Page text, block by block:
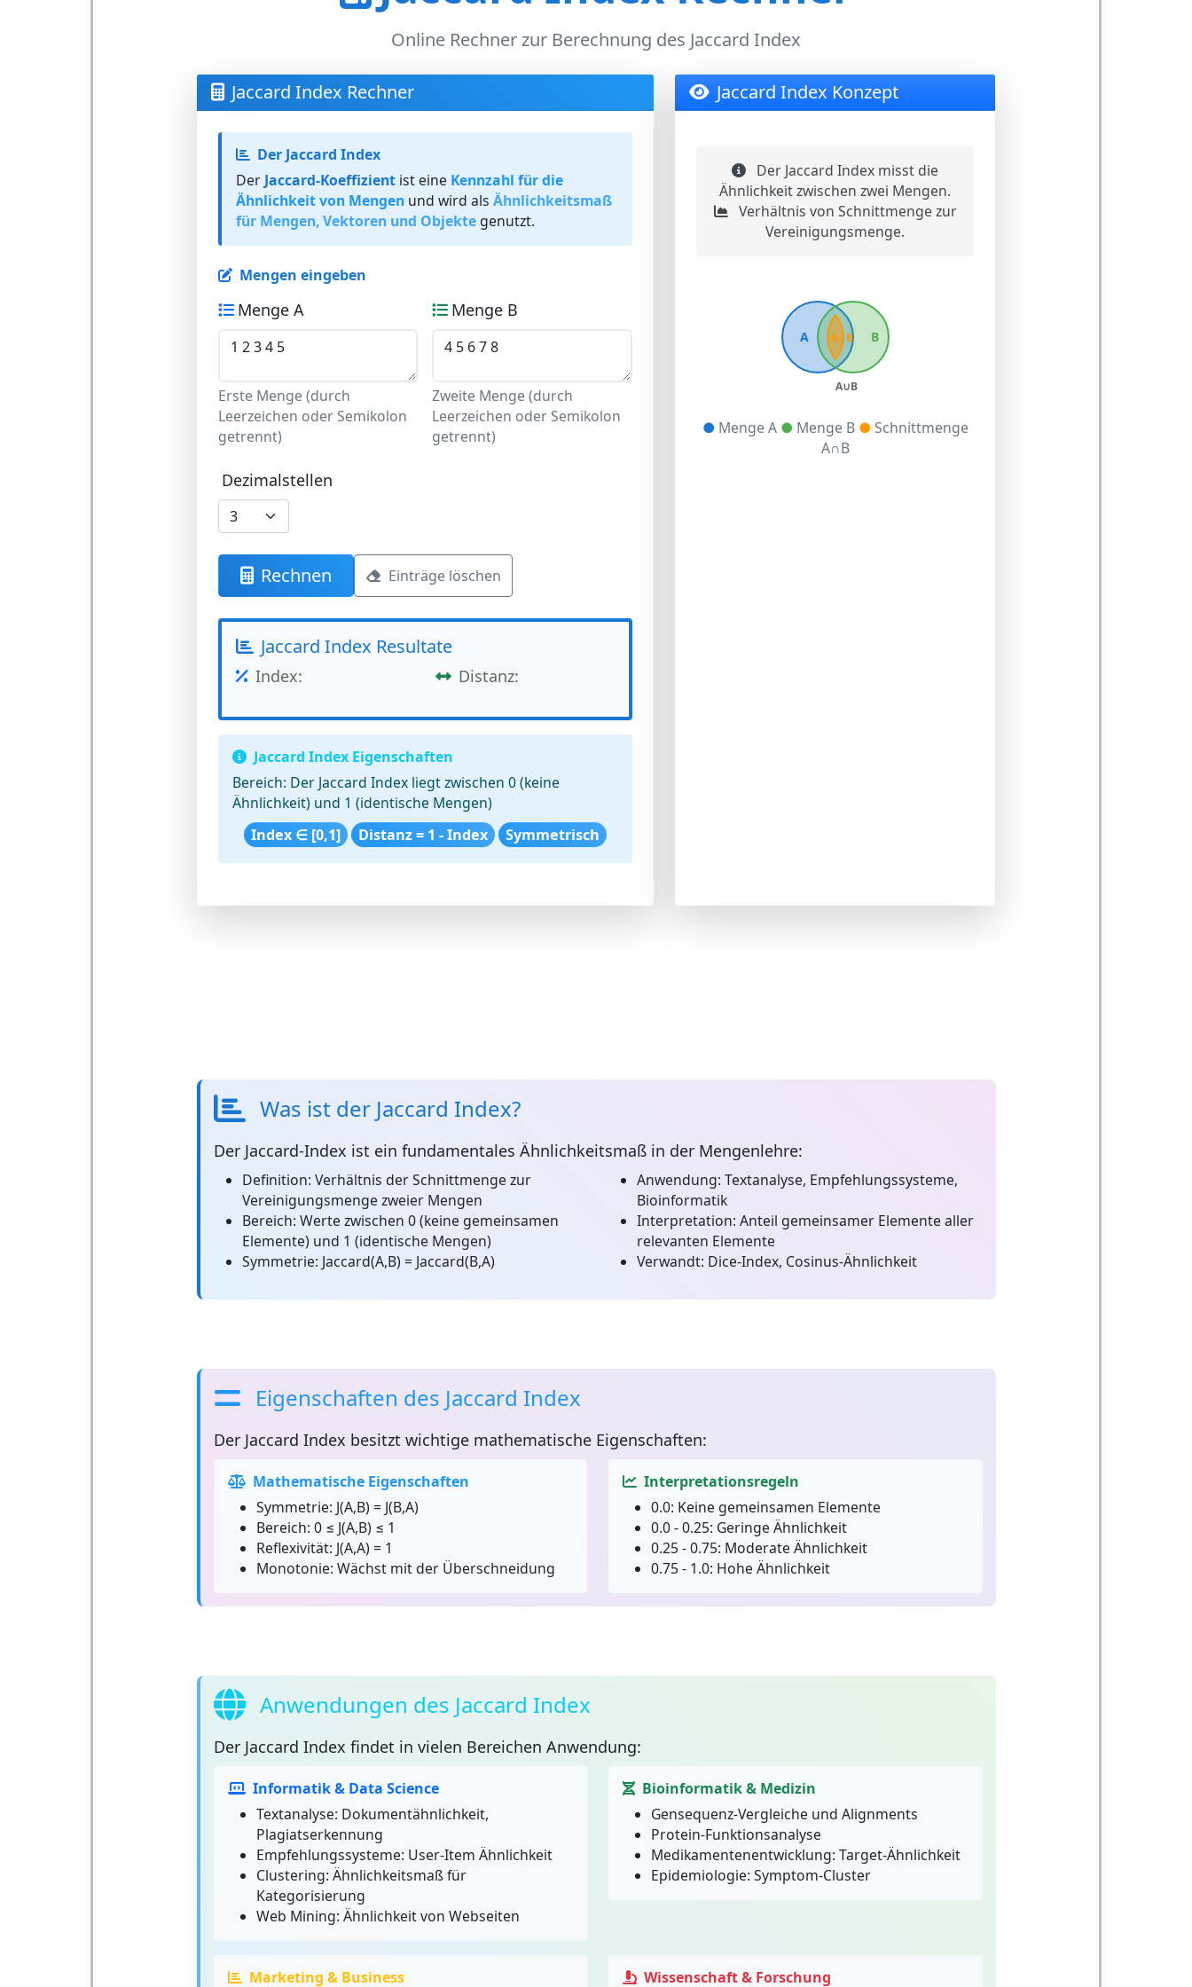
Online Rechner zur Berechnung des Jaccard Index
Jaccard Index Rechner
Der Jaccard Index
Der Jaccard-Koeffizientist eine Kennzahl für die
Ähnlichkeit von Mengenund wird als Ähnlichkeitsmaß
für Mengen, Vektoren und Objektegenutzt.
Mengen eingeben
Menge A
Erste Menge (durch
Leerzeichen oder Semikolon
getrennt)
Menge B
Zweite Menge (durch
Leerzeichen oder Semikolon
getrennt)
Dezimalstellen
Rechnen Einträge löschen
Jaccard Index Resultate
Index: Distanz:
Jaccard Index Eigenschaften
Bereich: Der Jaccard Index liegt zwischen 0 (keine
Ähnlichkeit) und 1 (identische Mengen)
Index ∈ [0,1]
Distanz = 1 - Index Symmetrisch
Jaccard Index Konzept
Der Jaccard Index misst die
Ähnlichkeit zwischen zwei Mengen.
Verhältnis von Schnittmenge zur
Vereinigungsmenge.
A B
A∩B
A∪B
● Menge A ● Menge B ● Schnittmenge
A∩B
Was ist der Jaccard Index?
Der Jaccard-Index ist ein fundamentales Ähnlichkeitsmaß in der Mengenlehre:
Definition: Verhältnis der Schnittmenge zur
Vereinigungsmenge zweier Mengen
Bereich: Werte zwischen 0 (keine gemeinsamen
Elemente) und 1 (identische Mengen)
Symmetrie: Jaccard(A,B) = Jaccard(B,A)
Anwendung: Textanalyse, Empfehlungssysteme,
Bioinformatik
Interpretation: Anteil gemeinsamer Elemente aller
relevanten Elemente
Verwandt: Dice-Index, Cosinus-Ähnlichkeit
Eigenschaften des Jaccard Index
Der Jaccard Index besitzt wichtige mathematische Eigenschaften:
Mathematische Eigenschaften
Symmetrie: J(A,B) = J(B,A)
Bereich: 0 ≤ J(A,B) ≤ 1
Reflexivität: J(A,A) = 1
Monotonie: Wächst mit der Überschneidung
Interpretationsregeln
0.0: Keine gemeinsamen Elemente
0.0 - 0.25: Geringe Ähnlichkeit
0.25 - 0.75: Moderate Ähnlichkeit
0.75 - 1.0: Hohe Ähnlichkeit
Anwendungen des Jaccard Index
Der Jaccard Index findet in vielen Bereichen Anwendung:
Informatik & Data Science
Textanalyse: Dokumentähnlichkeit,
Plagiatserkennung
Empfehlungssysteme: User-Item Ähnlichkeit
Clustering: Ähnlichkeitsmaß für
Kategorisierung
Web Mining: Ähnlichkeit von Webseiten
Bioinformatik & Medizin
Gensequenz-Vergleiche und Alignments
Protein-Funktionsanalyse
Medikamentenentwicklung: Target-Ähnlichkeit
Epidemiologie: Symptom-Cluster
Marketing & Business
Wissenschaft & Forschung